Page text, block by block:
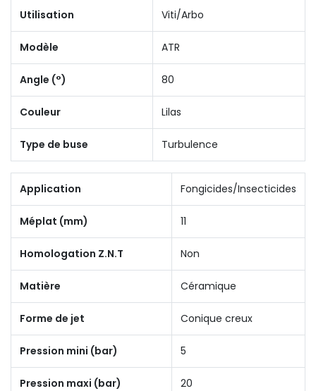
Utilisation Viti/Arbo
Modèle ATR
Angle (°) 80
Couleur Lilas
Type de buse Turbulence
Application Fongicides/Insecticides
Méplat (mm) 11
Homologation Z.N.T Non
Matière Céramique
Forme de jet Conique creux
Pression mini (bar) 5
Pression maxi (bar) 20